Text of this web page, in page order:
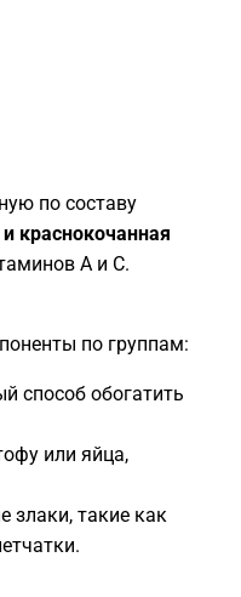
по составу
краснокочанная
А и С.
по группам:
способ обогатить
или яйца,
злаки, такие как